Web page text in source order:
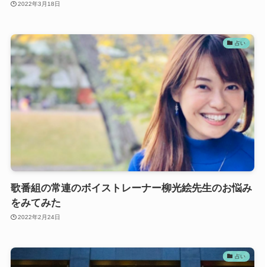
2022年3月18日
占い
歌番組の常連のボイストレーナー柳光絵先生のお悩み
をみてみた
2022年2月24日
占い